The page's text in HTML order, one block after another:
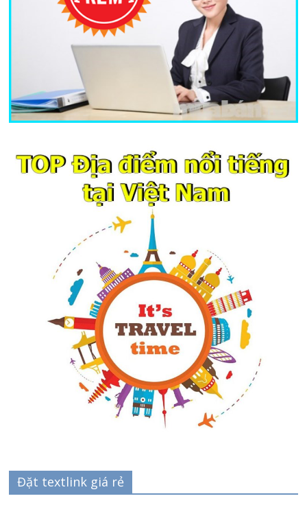
Đặt textlink giá rẻ